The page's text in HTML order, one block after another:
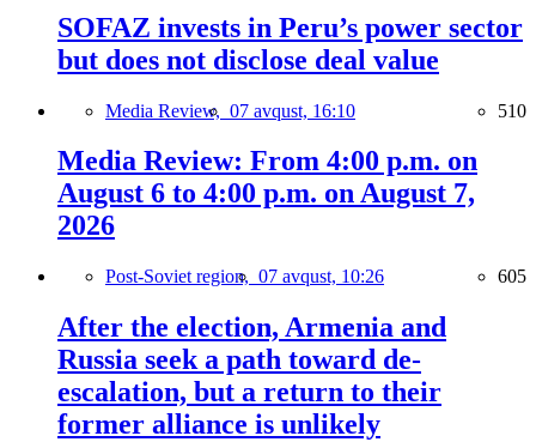
SOFAZ invests in Peru’s power sector
but does not disclose deal value
Media Review, 07 avqust, 16:10 510
Media Review: From 4:00 p.m. on
August 6 to 4:00 p.m. on August 7,
2026
Post-Soviet region, 07 avqust, 10:26 605
After the election, Armenia and
Russia seek a path toward de-
escalation, but a return to their
former alliance is unlikely